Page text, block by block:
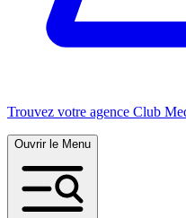
Trouvez votre agence Club
Ouvrir le Menu